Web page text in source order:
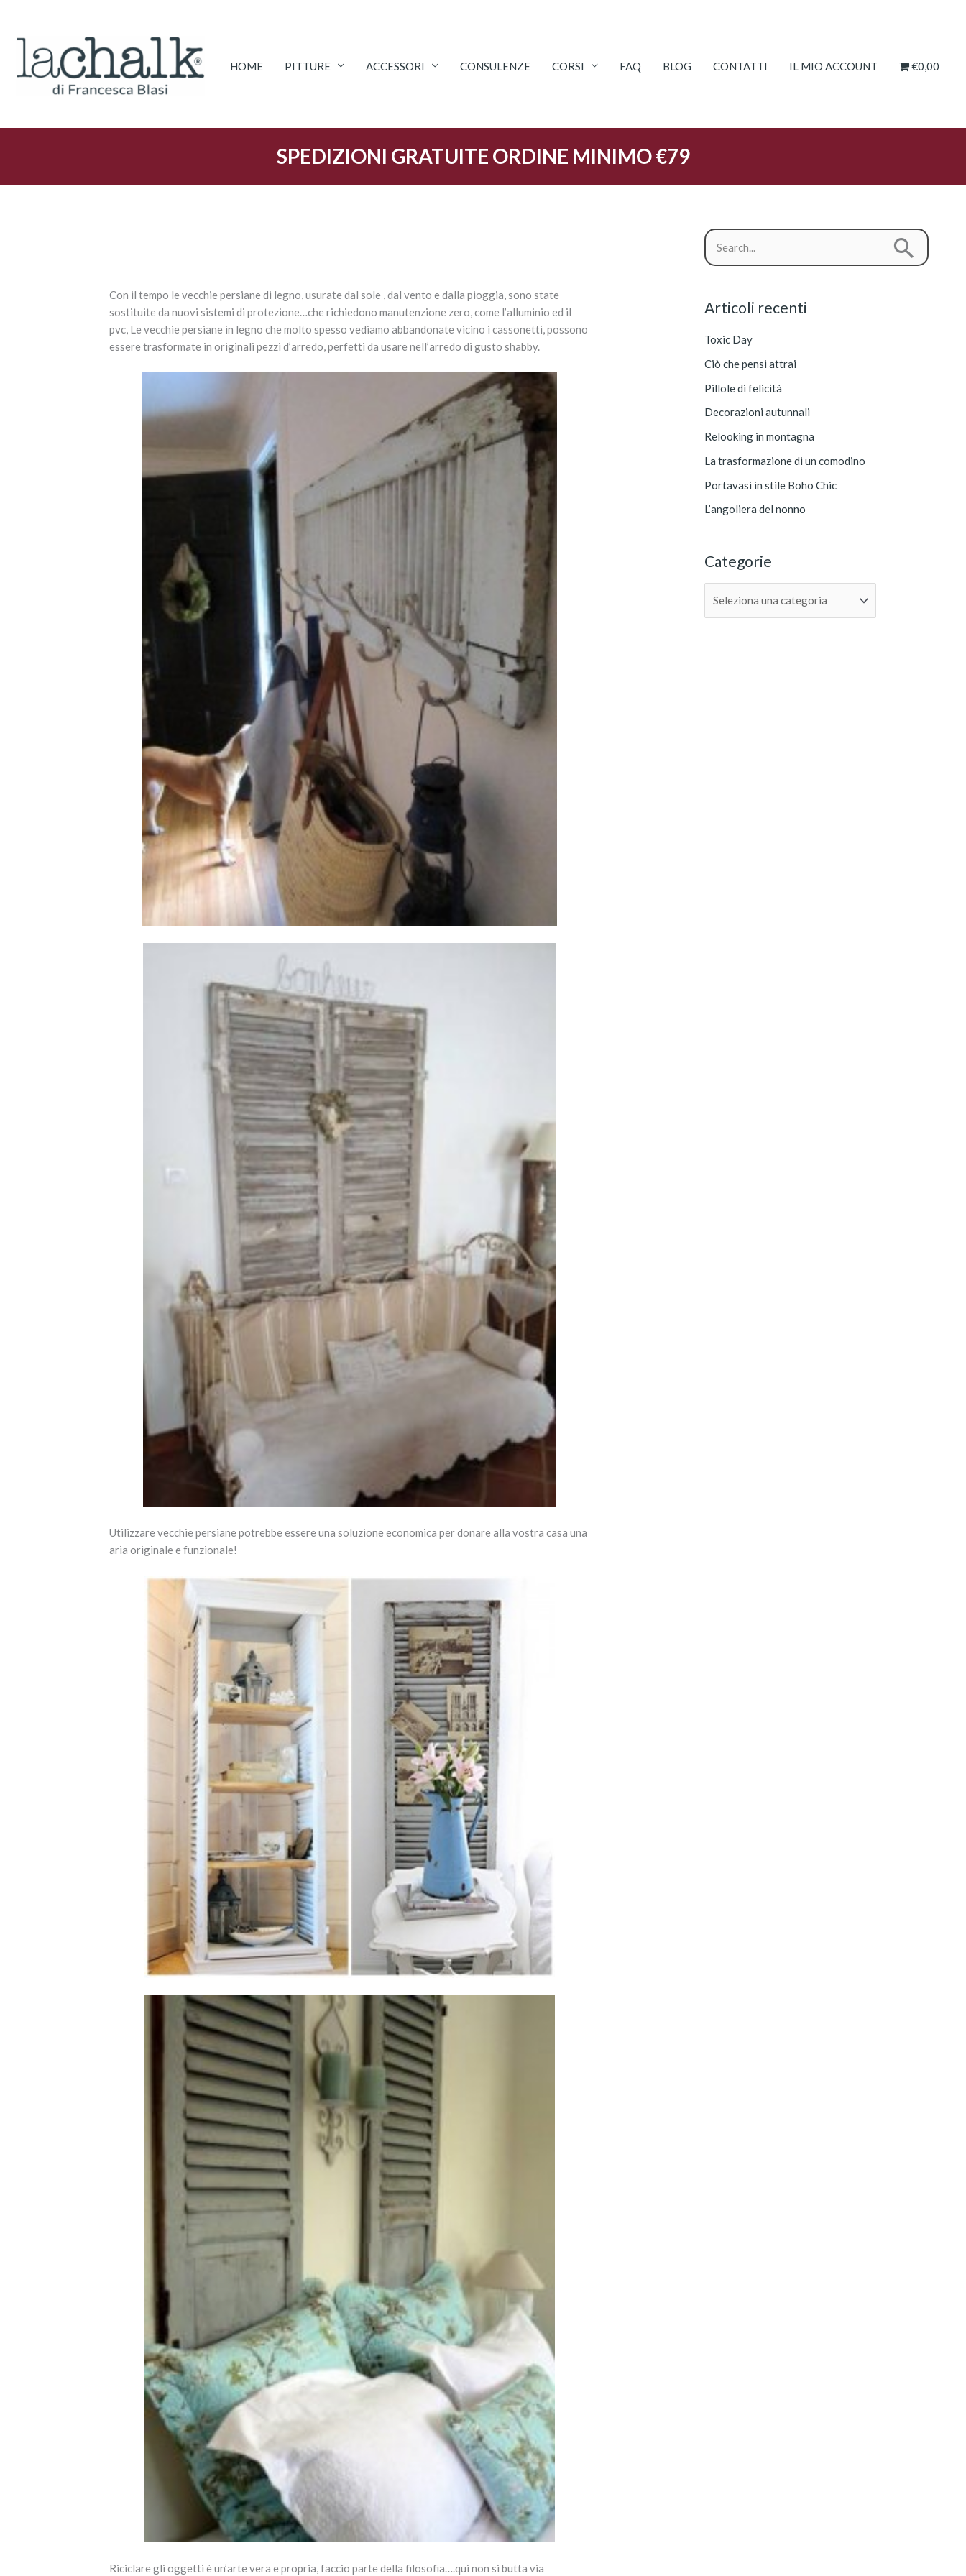
contenuto
HOME
PITTURE ACCESSORI CONSULENZE CORSI FAQ BLOG CONTATTI IL MIO ACCOUNT €0,00
SPEDIZIONI GRATUITE ORDINE MINIMO €79
Con il tempo le vecchie persiane di legno, usurate dal sole , dal vento e dalla pioggia, sono state
sostituite da nuovi sistemi di protezione…che richiedono manutenzione zero, come l’alluminio ed il
pvc, Le vecchie persiane in legno che molto spesso vediamo abbandonate vicino i cassonetti, possono
essere trasformate in originali pezzi d’arredo, perfetti da usare nell’arredo di gusto shabby.
Utilizzare vecchie persiane potrebbe essere una soluzione economica per donare alla vostra casa una
aria originale e funzionale!
Riciclare gli oggetti è un’arte vera e propria, faccio parte della filosofia….qui non si butta via
c
a
:
Articoli recenti
Toxic Day
Ciò che pensi attrai
Pillole di felicità
Decorazioni autunnali
Relooking in montagna
La trasformazione di un comodino
Portavasi in stile Boho Chic
L’angoliera del nonno
Categorie
C
a
e
o
r
e